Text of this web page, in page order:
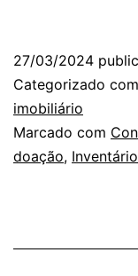
27/03/2024
Categorizado
imobiliário
Marcado com
doação, Inventário